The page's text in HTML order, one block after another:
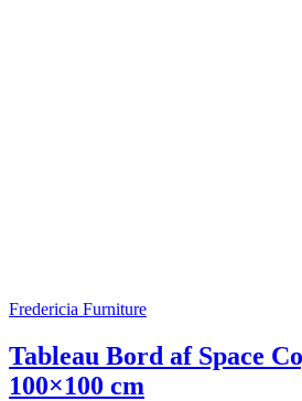
Fredericia Furniture
Tableau Bord af Space
100×100 cm